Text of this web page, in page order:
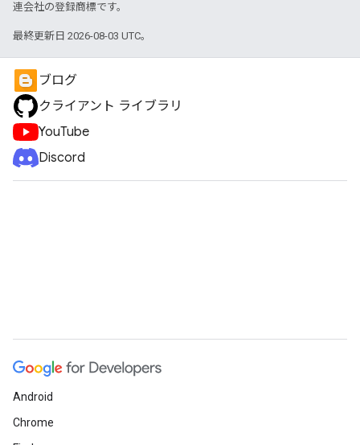
連会社の登録商標です。
最終更新日 2026-08-03 UTC。
ブログ
クライアント ライブラリ
YouTube
Discord
Android
Chrome